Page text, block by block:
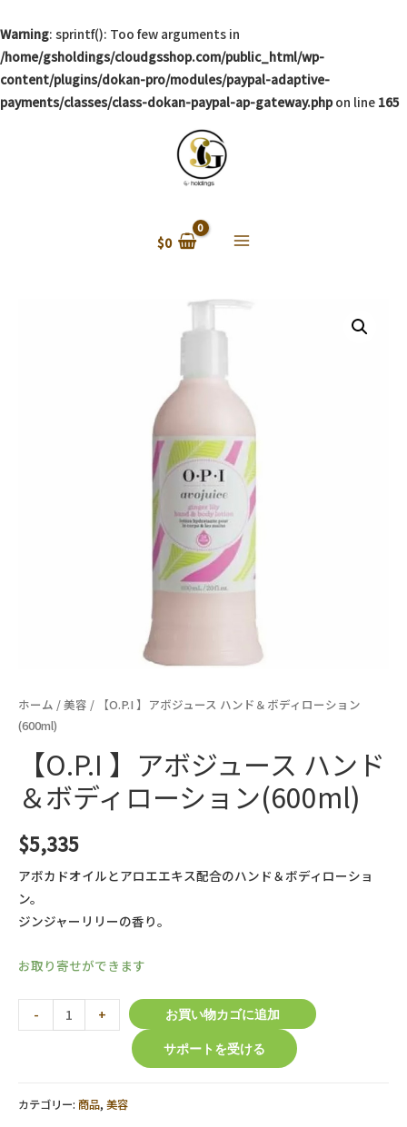
Warning: sprintf(): Too few arguments in
/home/gsholdings/cloudgsshop.com/public_html/wp-
content/plugins/dokan-pro/modules/paypal-adaptive-
payments/classes/class-dokan-paypal-ap-gateway.phpon line 165
$0
ホーム /美容 / 【O.P.I 】アボジュース ハンド＆ボディローション
(600ml)
【O.P.I 】アボジュース ハンド
＆ボディローション(600ml)
$5,335
アボカドオイルとアロエエキス配合のハンド＆ボディローショ
ン。
ジンジャーリリーの香り。
お取り寄せができます
-
】
ジ
+
お買い物カゴに追加
サポートを受ける
カテゴリー: 商品, 美容